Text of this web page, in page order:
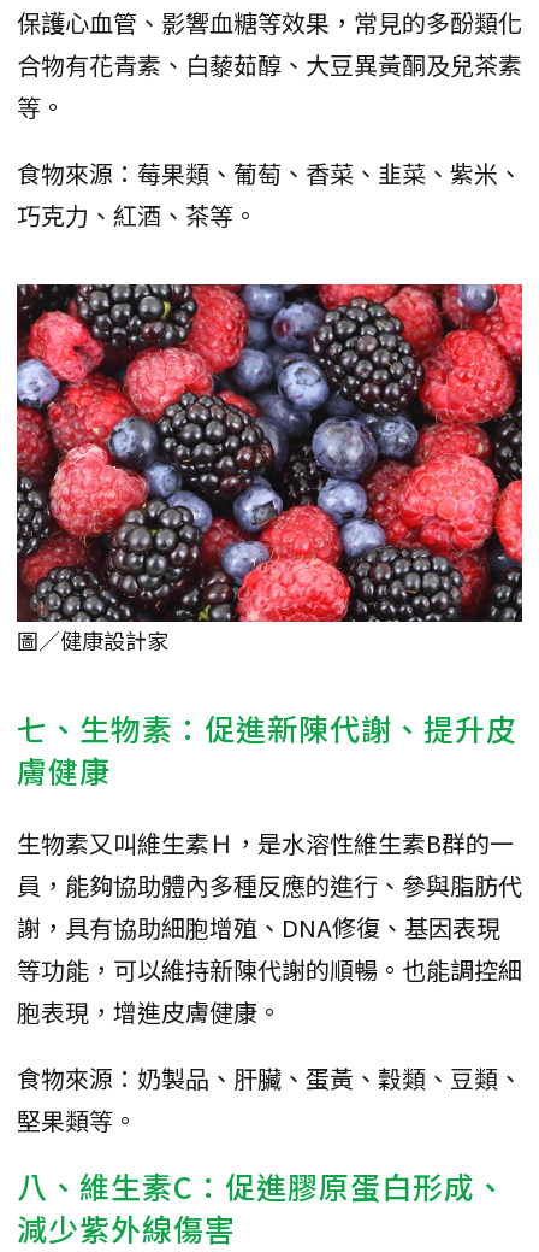
保護心血管、影響血糖等效果，常見的多酚類化
合物有花青素、白藜茹醇、大豆異黃酮及兒茶素
等。
食物來源：莓果類、葡萄、香菜、韭菜、紫米、
巧克力、紅酒、茶等。
圖／健康設計家
七、生物素：促進新陳代謝、提升皮
膚健康
生物素又叫維生素Ｈ，是水溶性維生素B群的一
員，能夠協助體內多種反應的進行、參與脂肪代
謝，具有協助細胞增殖、DNA修復、基因表現
等功能，可以維持新陳代謝的順暢。也能調控細
胞表現，增進皮膚健康。
食物來源：奶製品、肝臟、蛋黃、穀類、豆類、
堅果類等。
八、維生素C：促進膠原蛋白形成、
減少紫外線傷害